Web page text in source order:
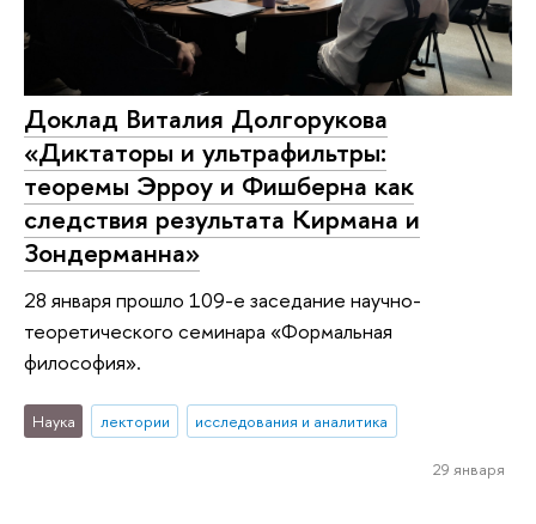
Доклад Виталия Долгорукова
«Диктаторы и ультрафильтры:
теоремы Эрроу и Фишберна как
следствия результата Кирмана и
Зондерманна»
28 января прошло 109-е заседание научно-
теоретического семинара «Формальная
философия».
Наука лектории исследования и аналитика
29 января